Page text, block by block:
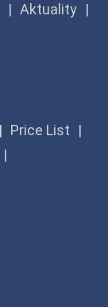
Aktuality
Price List